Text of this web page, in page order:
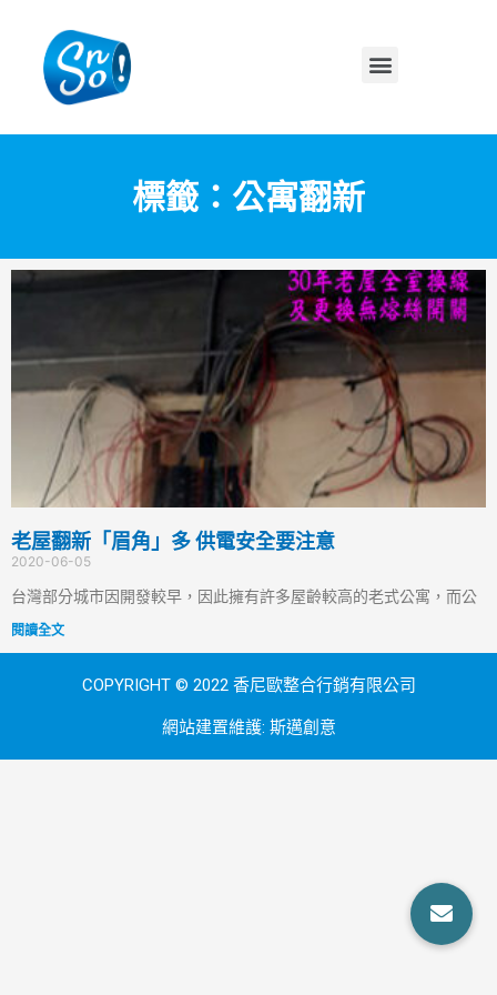
標籤：公寓翻新
老屋翻新「眉角」多 供電安全要注意
2020-06-05
台灣部分城市因開發較早，因此擁有許多屋齡較高的老式公寓，而公
閱讀全文
COPYRIGHT © 2022 香尼歐整合行銷有限公司
網站建置維護: 斯邁創意